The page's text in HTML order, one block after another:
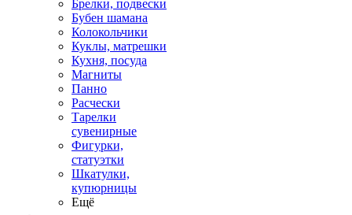
Брелки, подвески
Бубен шамана
Колокольчики
Куклы, матрешки
Кухня, посуда
Магниты
Панно
Расчески
Тарелки
сувенирные
Фигурки,
статуэтки
Шкатулки,
купюрницы
Ещё